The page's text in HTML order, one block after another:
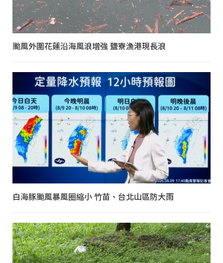
颱風外圍花蓮沿海風浪增強 鹽寮漁港現長浪
白海豚颱風暴風圈縮小 竹苗、台北山區防大雨